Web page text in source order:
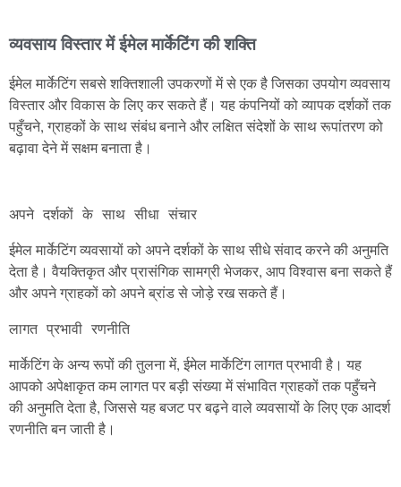
व्यवसाय विस्तार में ईमेल मार्केटिंग की शक्ति
ईमेल मार्केटिंग सबसे शक्तिशाली उपकरणों में से एक है जिसका उपयोग व्यवसाय
विस्तार और विकास के लिए कर सकते हैं। यह कंपनियों को व्यापक दर्शकों तक
पहुँचने, ग्राहकों के साथ संबंध बनाने और लक्षित संदेशों के साथ रूपांतरण को
बढ़ावा देने में सक्षम बनाता है।
अपने दर्शकों के साथ सीधा संचार
ईमेल मार्केटिंग व्यवसायों को अपने दर्शकों के साथ सीधे संवाद करने की अनुमति
देता है। वैयक्तिकृत और प्रासंगिक सामग्री भेजकर, आप विश्वास बना सकते हैं
और अपने ग्राहकों को अपने ब्रांड से जोड़े रख सकते हैं।
लागत प्रभावी रणनीति
मार्केटिंग के अन्य रूपों की तुलना में, ईमेल मार्केटिंग लागत प्रभावी है। यह
आपको अपेक्षाकृत कम लागत पर बड़ी संख्या में संभावित ग्राहकों तक पहुँचने
की अनुमति देता है, जिससे यह बजट पर बढ़ने वाले व्यवसायों के लिए एक आदर्श
रणनीति बन जाती है।